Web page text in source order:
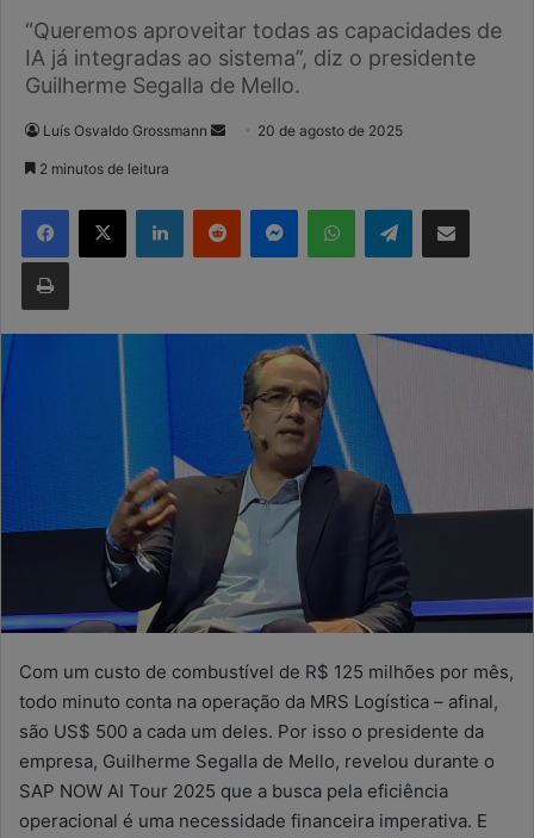
“Queremos aproveitar todas as capacidades de
IA já integradas ao sistema”, diz o presidente
Guilherme Segalla de Mello.
Luís Osvaldo Grossmann
Mande
mail
20 de agosto de 2025
2 minutos de leitura
Facebook
X LinkedinReddit MessengerWhatsAppTelegramCompartilhar via e-mail
Imprimir
Com um custo de combustível de R$ 125 milhões por mês,
todo minuto conta na operação da MRS Logística – afinal,
são US$ 500 a cada um deles. Por isso o presidente da
empresa, Guilherme Segalla de Mello, revelou durante o
SAP NOW AI Tour 2025 que a busca pela eficiência
operacional é uma necessidade financeira imperativa. E